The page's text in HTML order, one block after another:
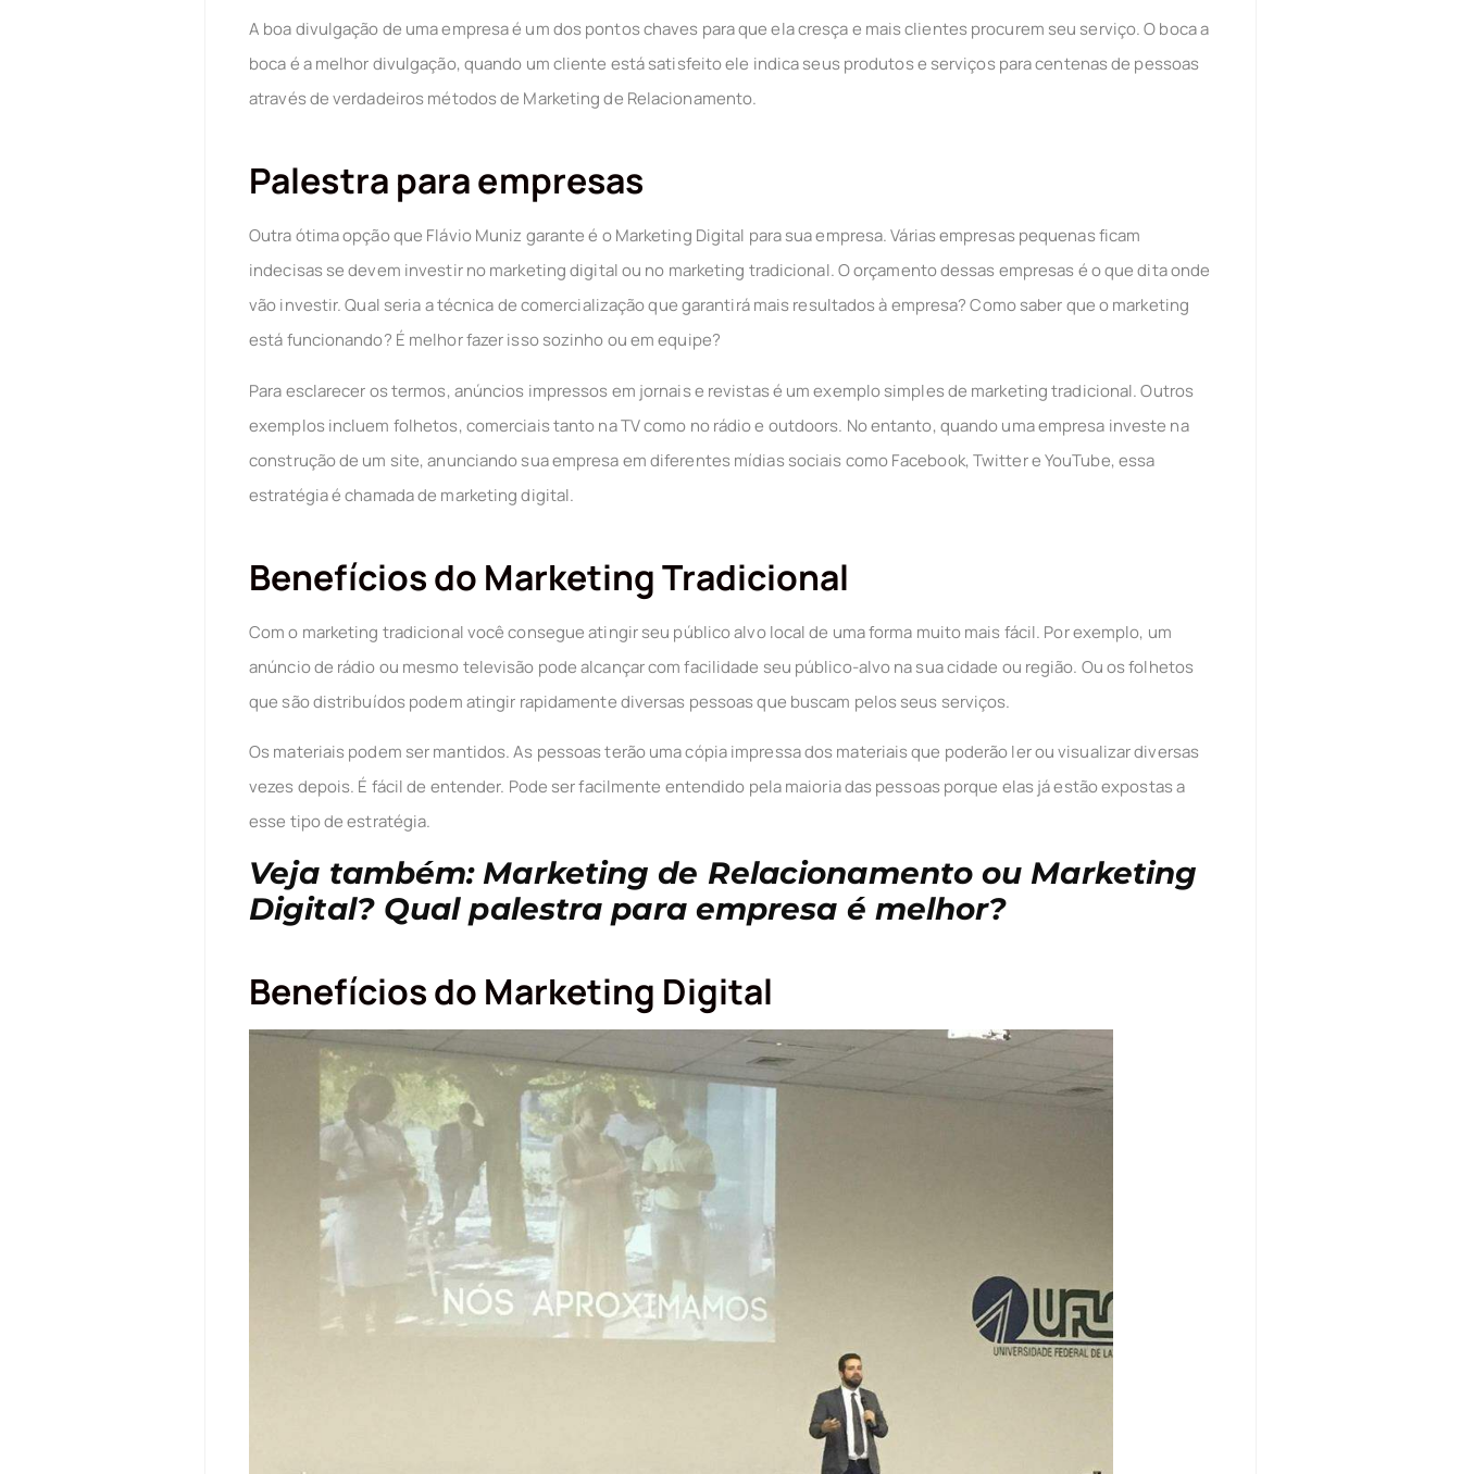
A boa divulgação de uma empresa é um dos pontos chaves para que ela cresça e mais clientes procurem seu serviço. O boca a
boca é a melhor divulgação, quando um cliente está satisfeito ele indica seus produtos e serviços para centenas de pessoas
através de verdadeiros métodos de Marketing de Relacionamento.
Palestra para empresas
Outra ótima opção que Flávio Muniz garante é o Marketing Digital para sua empresa. Várias empresas pequenas ficam
indecisas se devem investir no marketing digital ou no marketing tradicional. O orçamento dessas empresas é o que dita onde
vão investir. Qual seria a técnica de comercialização que garantirá mais resultados à empresa? Como saber que o marketing
está funcionando? É melhor fazer isso sozinho ou em equipe?
Para esclarecer os termos, anúncios impressos em jornais e revistas é um exemplo simples de marketing tradicional. Outros
exemplos incluem folhetos, comerciais tanto na TV como no rádio e outdoors. No entanto, quando uma empresa investe na
construção de um site, anunciando sua empresa em diferentes mídias sociais como Facebook, Twitter e YouTube, essa
estratégia é chamada de marketing digital.
Benefícios do Marketing Tradicional
Com o marketing tradicional você consegue atingir seu público alvo local de uma forma muito mais fácil. Por exemplo, um
anúncio de rádio ou mesmo televisão pode alcançar com facilidade seu público-alvo na sua cidade ou região. Ou os folhetos
que são distribuídos podem atingir rapidamente diversas pessoas que buscam pelos seus serviços.
Os materiais podem ser mantidos. As pessoas terão uma cópia impressa dos materiais que poderão ler ou visualizar diversas
vezes depois. É fácil de entender. Pode ser facilmente entendido pela maioria das pessoas porque elas já estão expostas a
esse tipo de estratégia.
Veja também: Marketing de Relacionamento ou Marketing
Digital? Qual palestra para empresa é melhor?
Benefícios do Marketing Digital